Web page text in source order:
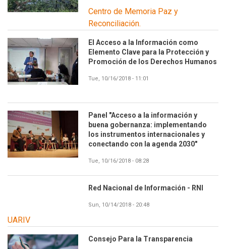
Centro de Memoria Paz y
Reconciliación.
El Acceso a la Información como
Elemento Clave para la Protección y
Promoción de los Derechos Humanos
Tue, 10/16/2018 - 11:01
Panel "Acceso a la información y
buena gobernanza: implementando
los instrumentos internacionales y
conectando con la agenda 2030"
Tue, 10/16/2018 - 08:28
Red Nacional de Información - RNI
Sun, 10/14/2018 - 20:48
UARIV
Consejo Para la Transparencia